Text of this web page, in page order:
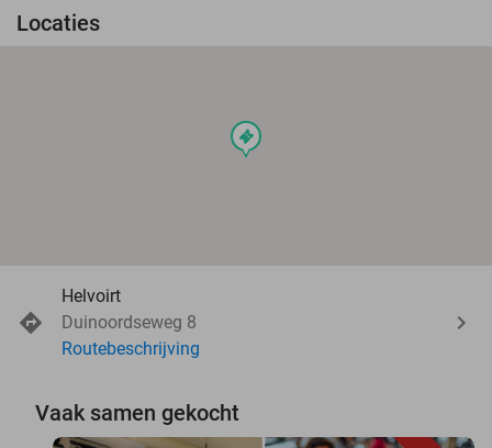
Locaties
events
Helvoirt
Duinoordseweg 8
Routebeschrijving
Vaak samen gekocht